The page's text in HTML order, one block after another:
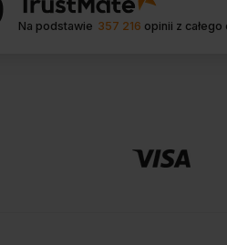
Na podstawie 357 216 opinii z